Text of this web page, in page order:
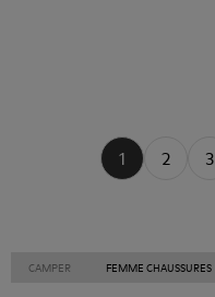
1 2 3
CAMPER FEMME CHAUSSURES